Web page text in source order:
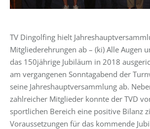
TV Dingolfing hielt
Mitgliederehrungen ab – (ki) Alle Augen
das 150jährige Jubiläum in 2018
am vergangenen Sonntagabend der
seine Jahreshauptversammlung ab.
zahlreicher Mitglieder konnte der TVD
sportlichen Bereich eine positive Bilanz
Voraussetzungen für das kommende